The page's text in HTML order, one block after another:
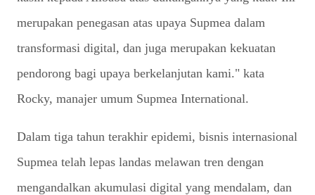
merupakan penegasan atas upaya Supmea dalam
transformasi digital, dan juga merupakan kekuatan
pendorong bagi upaya berkelanjutan kami." kata
Rocky, manajer umum Supmea International.
Dalam tiga tahun terakhir epidemi, bisnis internasional
Supmea telah lepas landas melawan tren dengan
mengandalkan akumulasi digital yang mendalam, dan